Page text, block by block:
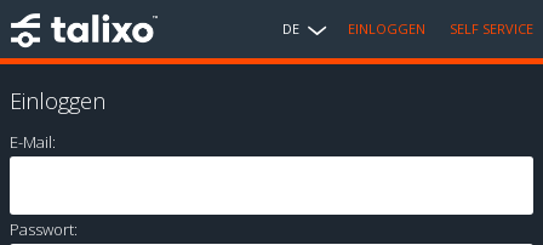
DE EINLOGGEN SELF SERVICE
Einloggen
E-Mail:
Passwort: